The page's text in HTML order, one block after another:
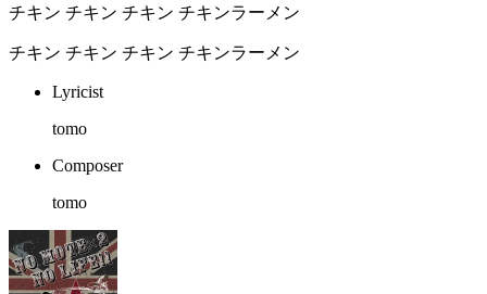
チキン チキン チキン チキンラーメン
チキン チキン チキン チキンラーメン
Lyricist
tomo
Composer
tomo